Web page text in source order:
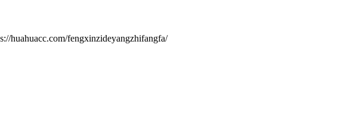
fengxinzideyangzhifangfa/